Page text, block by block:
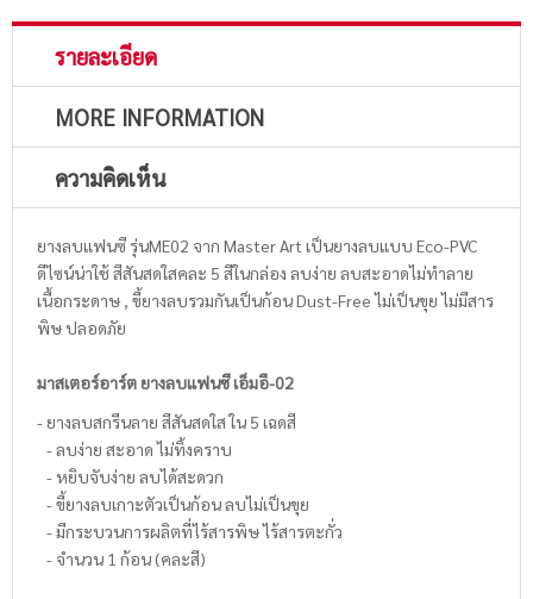
รายละเอียด
MORE INFORMATION
ความคิดเห็น
ยางลบแฟนซี รุ่นME02 จาก Master Art เป็นยางลบแบบ Eco-PVC
ดีไซน์น่าใช้ สีสันสดใสคละ 5 สีในกล่อง ลบง่าย ลบสะอาดไม่ทำลาย
เนื้อกระดาษ , ขี้ยางลบรวมกันเป็นก้อน Dust-Free ไม่เป็นขุย ไม่มีสาร
พิษ ปลอดภัย
มาสเตอร์อาร์ต ยางลบแฟนซี เอ็มอี-02
- ยางลบสกรีนลาย สีสันสดใส ใน 5 เฉดสี
- ลบง่าย สะอาด ไม่ทิ้งคราบ
- หยิบจับง่าย ลบได้สะดวก
- ขี้ยางลบเกาะตัวเป็นก้อน ลบไม่เป็นขุย
- มีกระบวนการผลิตที่ไร้สารพิษ ไร้สารตะกั่ว
- จำนวน 1 ก้อน (คละสี)